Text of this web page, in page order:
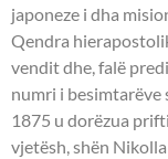
japoneze i dha
Qendra
vendit dhe, falë
numri i besimtarëve
1875 u dorëzua
vjetësh, shën